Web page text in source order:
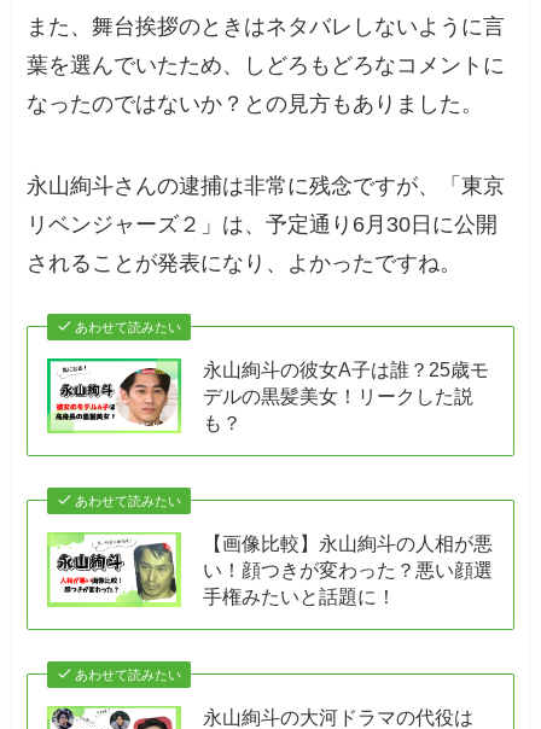
また、舞台挨拶のときはネタバレしないように言
葉を選んでいたため、しどろもどろなコメントに
なったのではないか？との見方もありました。
永山絢斗さんの逮捕は非常に残念ですが、「東京
リベンジャーズ２」は、予定通り6月30日に公開
されることが発表になり、よかったですね。
あわせて読みたい
永山絢斗の彼女A子は誰？25歳モ
デルの黒髪美女！リークした説
も？
あわせて読みたい
【画像比較】永山絢斗の人相が悪
い！顔つきが変わった？悪い顔選
手権みたいと話題に！
あわせて読みたい
永山絢斗の大河ドラマの代役は